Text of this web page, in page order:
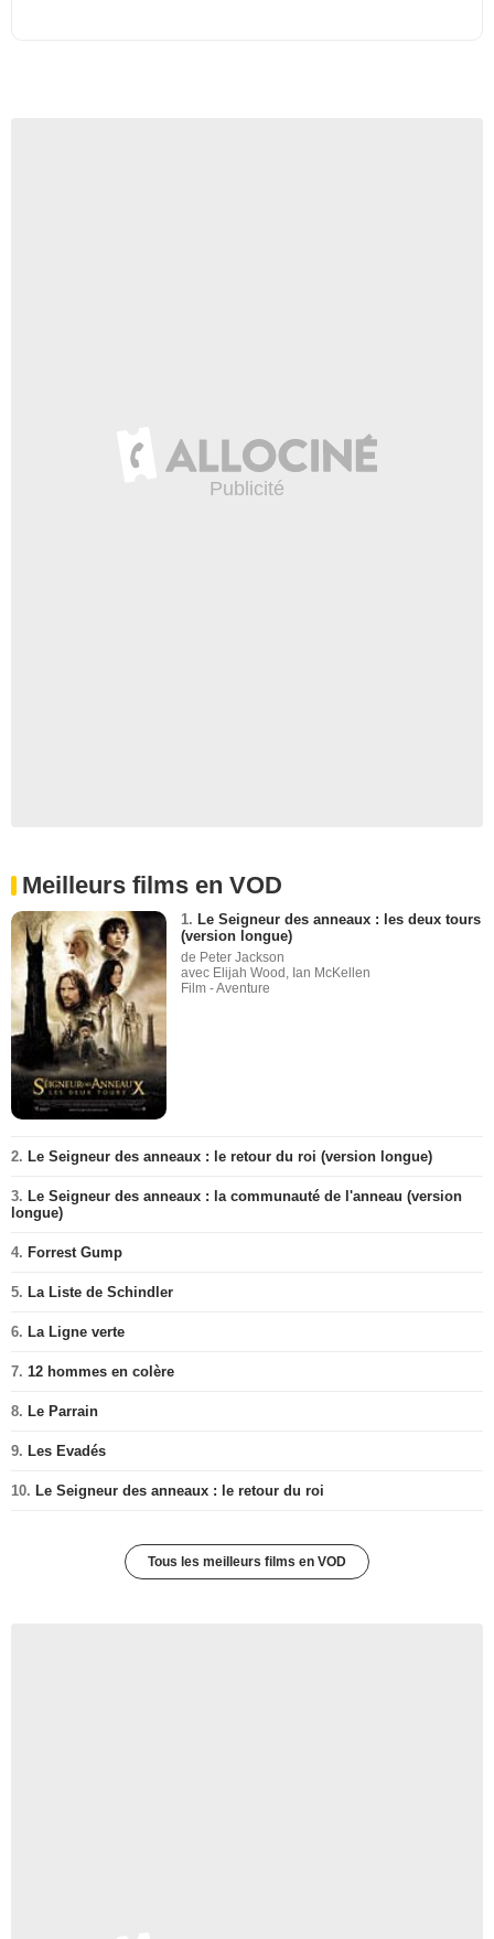
Meilleurs films en VOD
1. Le Seigneur des anneaux : les deux tours
(version longue)
de Peter Jackson
avec Elijah Wood, Ian McKellen
Film - Aventure
2. Le Seigneur des anneaux : le retour du roi (version longue)
3. Le Seigneur des anneaux : la communauté de l'anneau (version
longue)
4. Forrest Gump
5. La Liste de Schindler
6. La Ligne verte
7. 12 hommes en colère
8. Le Parrain
9. Les Evadés
10. Le Seigneur des anneaux : le retour du roi
Tous les meilleurs films en VOD